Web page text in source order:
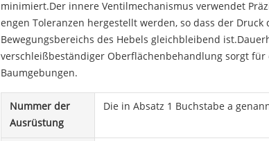
minimiert.Der innere Ventilmechanismus verwendet
engen Toleranzen hergestellt werden, so dass der Druck
Bewegungsbereichs des Hebels gleichbleibend
verschleißbeständiger Oberflächenbehandlung sorgt
Baumgebungen.
Nummer der
Ausrüstung
Die in Absatz 1 Buchstabe a